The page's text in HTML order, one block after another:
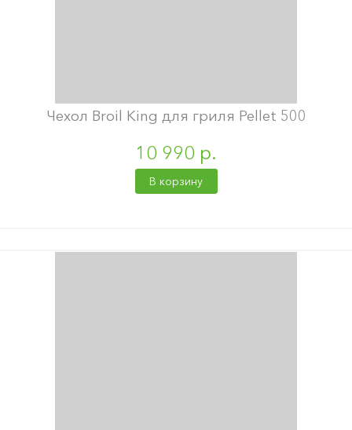
Чехол Broil King для гриля Pellet 500
10 990 р.
В корзину